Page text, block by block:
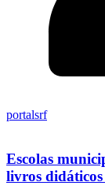
portalsrf
Escolas
livros